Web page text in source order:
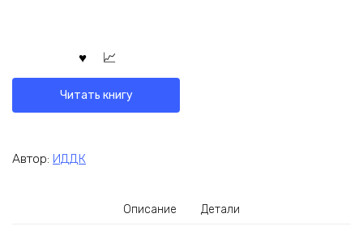
Читать книгу
Автор: ИДДК
Описание Детали